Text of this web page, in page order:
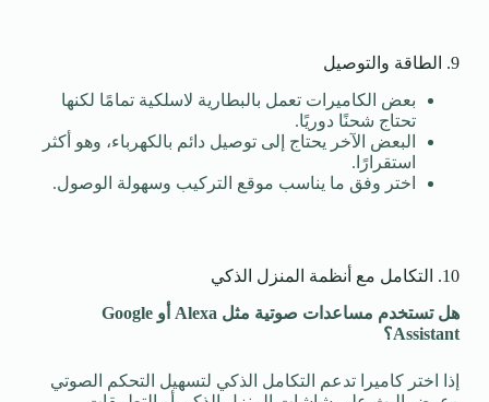
9. الطاقة والتوصيل
بعض الكاميرات تعمل بالبطارية لاسلكية تمامًا لكنها
تحتاج شحنًا دوريًا.
البعض الآخر يحتاج إلى توصيل دائم بالكهرباء، وهو أكثر
استقرارًا.
اختر وفق ما يناسب موقع التركيب وسهولة الوصول.
10. التكامل مع أنظمة المنزل الذكي
هل تستخدم مساعدات صوتية مثل Alexa أو Google
Assistant؟
إذا اختر كاميرا تدعم التكامل الذكي لتسهيل التحكم الصوتي